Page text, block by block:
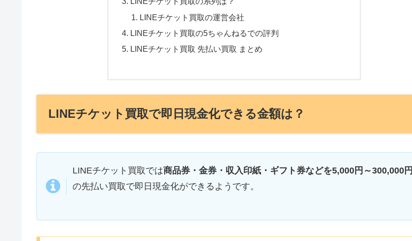
LINEチケット買取の運営会社
LINEチケット買取の5ちゃんねるでの評判
LINEチケット買取 先払い買取 まとめ
LINEチケット買取で即日現金化できる金額は？
LINEチケット買取では商品券・金券・収入印紙・ギフト券などを5,000円～300,000円
の先払い買取で即日現金化ができるようです。